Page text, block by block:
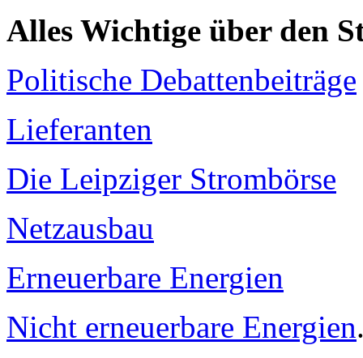
Alles Wichtige über den
Politische Debattenbeiträge
Lieferanten
Die Leipziger Strombörse
Netzausbau
Erneuerbare Energien
Nicht erneuerbare Energien